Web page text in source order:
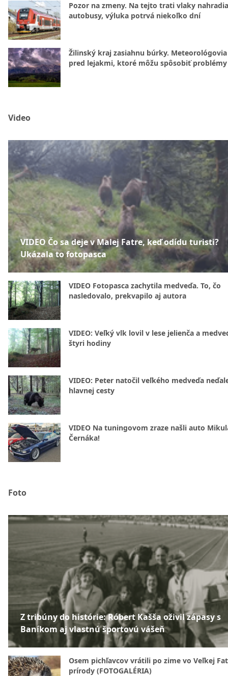
Pozor na zmeny. Na tejto trati vlaky nahradia
autobusy, výluka potrvá niekoľko dní
Žilinský kraj zasiahnu búrky.
pred lejakmi, ktoré môžu spôsobiť problémy
Video
VIDEO Čo sa deje v Malej Fatre, keď odídu turisti?
Ukázala to fotopasca
VIDEO Fotopasca zachytila medveďa. To, čo
nasledovalo, prekvapilo aj autora
VIDEO: Veľký vlk lovil v lese jelienča a
štyri hodiny
VIDEO: Peter natočil veľkého medveďa
hlavnej cesty
VIDEO Na tuningovom zraze našli auto
Černáka!
Foto
Z tribúny do histórie: Róbert Kašša oživil zápasy s
Baníkom aj vlastnú športovú vášeň
Osem pichľavcov vrátili po zime vo Veľkej
prírody (FOTOGALÉRIA)